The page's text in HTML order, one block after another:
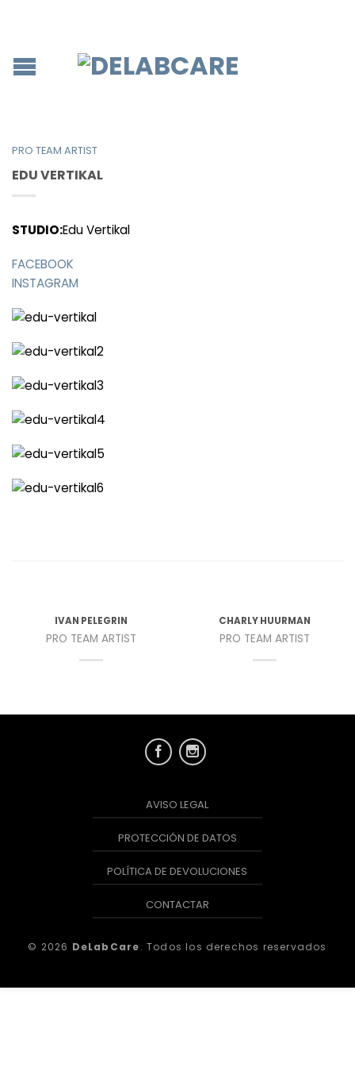
PRO TEAM ARTIST
EDU VERTIKAL
STUDIO:Edu Vertikal
FACEBOOK
INSTAGRAM
IVAN PELEGRIN
PRO TEAM ARTIST
CHARLY HUURMAN
PRO TEAM ARTIST
AVISO LEGAL
PROTECCIÓN DE DATOS
POLÍTICA DE DEVOLUCIONES
CONTACTAR
© 2026 DeLabCare. Todos los derechos reservados